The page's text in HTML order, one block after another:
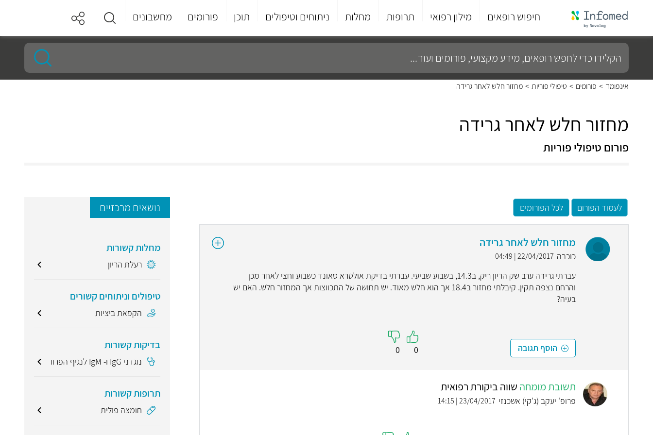
חיפוש רופאים מילון רפואי תרופות מחלות ניתוחים וטיפולים תוכן פורומים מחשבונים
סוף
התפריט
הקלידו
כדי
לחפש
רופאים,
מידע
מקצועי,
אינפומד > פורומים > טיפולי פוריות > מחזור חלש לאחר גרידה
מחזור חלש לאחר גרידה
פורום טיפולי פוריות
לעמוד הפורום לכל הפורומים
מחזור חלש לאחר גרידה
כוכבה 22/04/2017 | 04:49
עברתי גרידה ערב שק הריון ריק, ב14.3, בשבוע שביעי. עברתי בדיקת אולטרא סאונד כשבוע וחצי לאחר מכן
והרחם נצפה תקין. קיבלתי מחזור ב18.4 אך הוא חלש מאוד. יש תחושה של התכווצות אך המחזור חלש. האם יש
בעיה?
הוסף תגובה 0
0
תשובת מומחה שווה ביקורת רפואית
פרופ' יעקב (ג'קי) אשכנזי 23/04/2017 | 14:15
נושאים מרכזיים
מחלות קשורות
רעלת הריון
טיפולים וניתוחים קשורים
הקפאת ביציות
בדיקות קשורות
נוגדני IgG ו- IgM לנגיף הפרוו
תרופות קשורות
חומצה פולית